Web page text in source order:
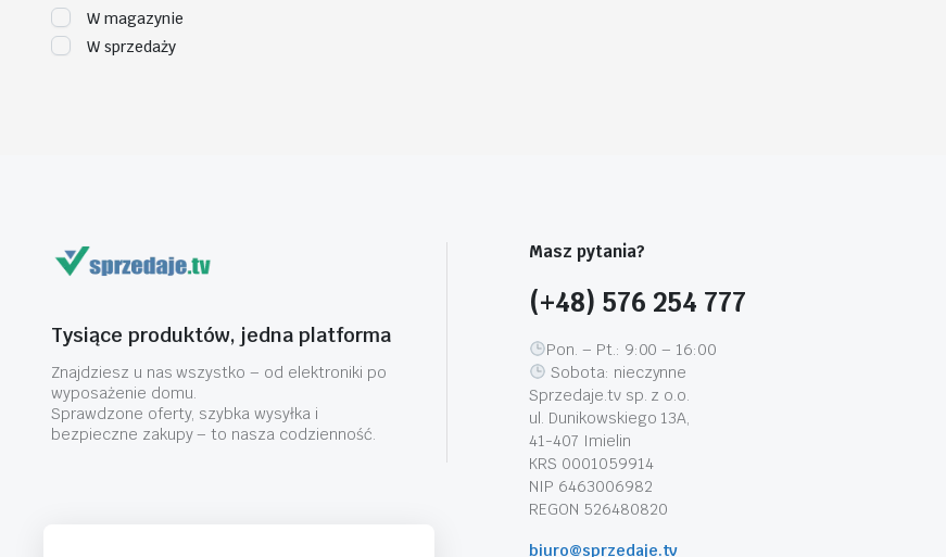
W magazynie
W sprzedaży
Tysiące produktów, jedna platforma
Znajdziesz u nas wszystko – od elektroniki po
wyposażenie domu.
Sprawdzone oferty, szybka wysyłka i
bezpieczne zakupy – to nasza codzienność.
Masz pytania?
(+48) 576 254 777
Pon. – Pt.: 9:00 – 16:00
Sobota: nieczynne
Sprzedaje.tv sp. z o.o.
ul. Dunikowskiego 13A,
41-407 Imielin
KRS 0001059914
NIP 6463006982
REGON 526480820
biuro@sprzedaje.tv